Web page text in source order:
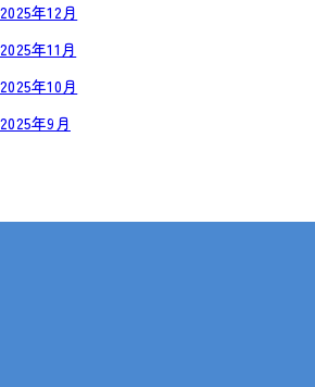
2025年12月
2025年11月
2025年10月
2025年9月